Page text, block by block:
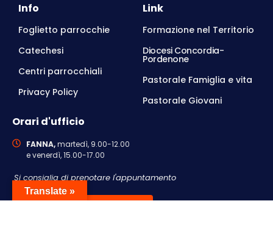
Info
Foglietto parrocchie
Catechesi
Centri parrocchiali
Privacy Policy
Link
Formazione nel Territorio
Diocesi Concordia-
Pordenone
Pastorale Famiglia e vita
Pastorale Giovani
Orari d'ufficio
FANNA,martedì, 9.00-12.00
e venerdì, 15.00-17.00
Si consiglia di prenotare l'appuntamento
Translate »